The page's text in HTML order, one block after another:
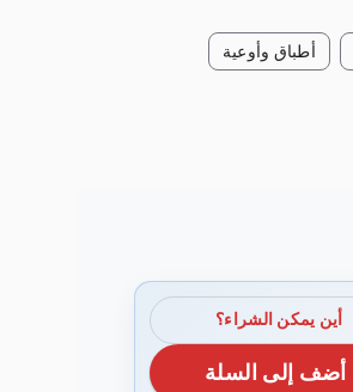
أطباق وأوعية
أين يمكن الشراء؟
أضف إلى السلة